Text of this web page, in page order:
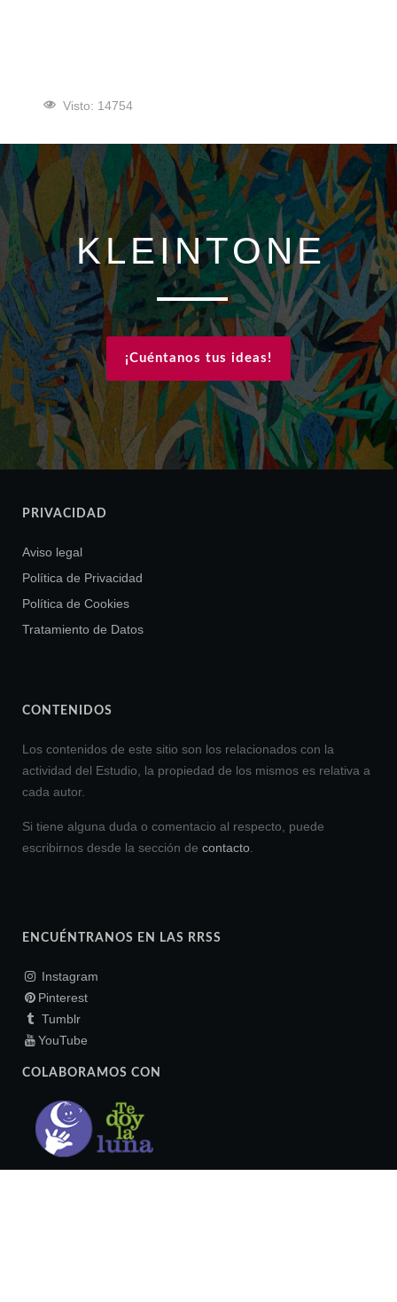
Visto: 14754
KLEINTONE
¡Cuéntanos tus ideas!
PRIVACIDAD
Aviso legal
Política de Privacidad
Política de Cookies
Tratamiento de Datos
CONTENIDOS
Los contenidos de este sitio son los relacionados con la
actividad del Estudio, la propiedad de los mismos es relativa a
cada autor.
Si tiene alguna duda o comentacio al respecto, puede
escribirnos desde la sección de contacto.
ENCUÉNTRANOS EN LAS RRSS
Instagram
Pinterest
Tumblr
YouTube
COLABORAMOS CON